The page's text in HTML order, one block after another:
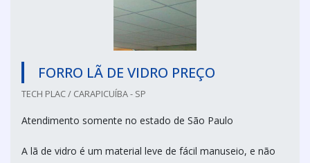
FORRO LÃ DE VIDRO PREÇO
TECH PLAC / CARAPICUÍBA - SP
Atendimento somente no estado de São Paulo
A lã de vidro é um material leve de fácil manuseio, e não